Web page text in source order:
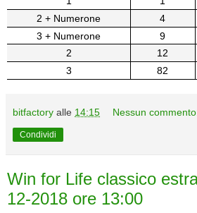
2 + Numerone
4
3 + Numerone
9
2
12
3
82
bitfactory alle 14:15 Nessun
Condividi
Win for Life classico
12-2018 ore 13:00